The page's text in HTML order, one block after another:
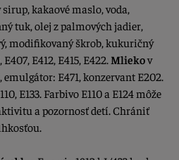
kakaové maslo, voda,
tuk, olej z palmových jadier,
modifikovaný škrob, kukuričný
E412, E415, E422. Mliekov
E471, konzervant E202.
E133. Farbivo E110 a E124 môže
a pozornosť detí. Chrániť